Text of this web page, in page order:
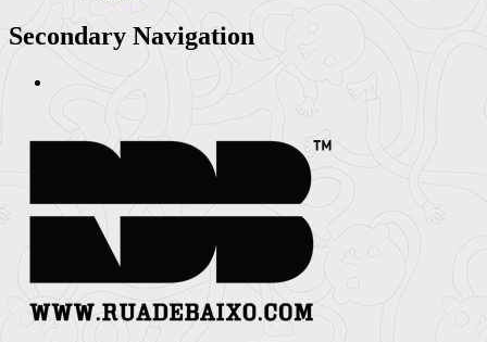
Secondary Navigation